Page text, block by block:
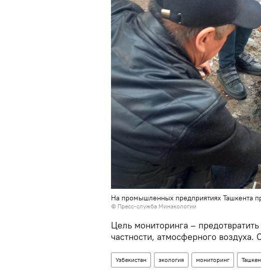
На промышленных предприятиях Ташкента
© Пресс-служба Минэкологии
Цель мониторинга –
частности, атмосферного воздуха.
Узбекистан экология мониторинг